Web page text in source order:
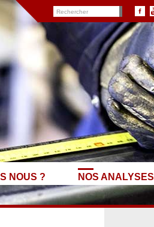
NOUS ? NOS ANALYSES